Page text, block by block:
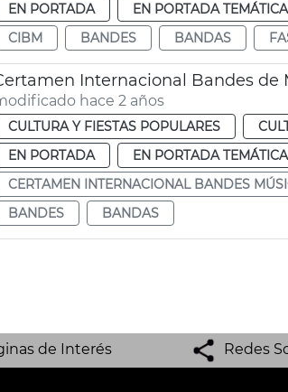
EN PORTADA
EN PORTADA TEMÁTICA
CIBM
BANDES BANDAS
Internacional Bandes de
hace 2 años
CULTURA Y FIESTAS POPULARES
EN PORTADA
EN PORTADA TEMÁTICA
CERTAMEN INTERNACIONAL BANDES
BANDES
BANDAS
de Interés Redes